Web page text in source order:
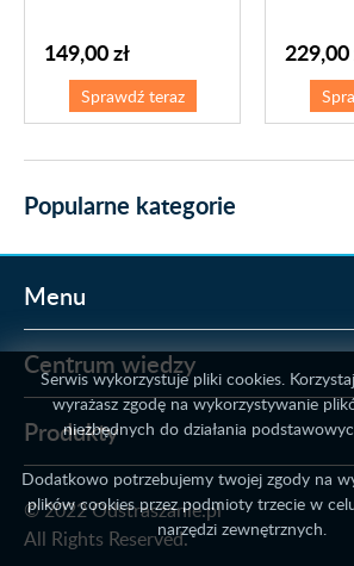
149,00 zł
Sprawdź teraz
229,00
Popularne kategorie
Menu
Centrum wiedzy
Produkty
© 2022 Odstraszanie.pl
All Rights Reserved.
Serwis wykorzystuje pliki cookies.
wyrażasz zgodę na wykorzystywanie
niezbędnych do działania
Dodatkowo potrzebujemy twojej zgody na
plików cookies przez podmioty trzecie w
narzędzi zewnętrznych.